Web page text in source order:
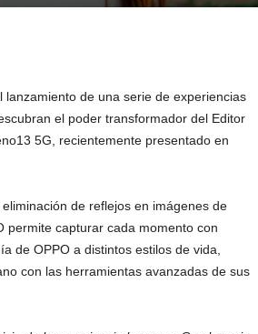
de una serie de experiencias
el poder transformador del Editor
5G, recientemente presentado en
de reflejos en imágenes de
permite capturar cada momento con
de OPPO a distintos estilos de vida,
con las herramientas avanzadas de sus